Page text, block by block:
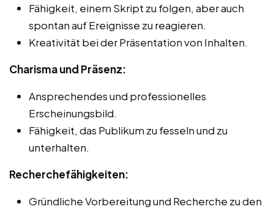
Fähigkeit, einem Skript zu folgen, aber auch
spontan auf Ereignisse zu reagieren.
Kreativität bei der Präsentation von Inhalten.
Charisma und Präsenz:
Ansprechendes und professionelles
Erscheinungsbild.
Fähigkeit, das Publikum zu fesseln und zu
unterhalten.
Recherchefähigkeiten:
Gründliche Vorbereitung und Recherche zu den